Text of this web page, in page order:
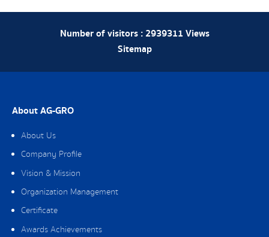
Number of visitors :2939311 Views
Sitemap
About AG-GRO
About Us
Company Profile
Vision & Mission
Organization Management
Certificate
Awards Achievements